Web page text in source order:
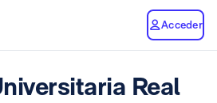
Acceder
Real